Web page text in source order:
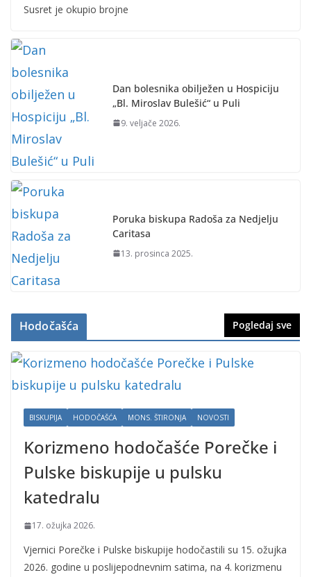
Susret je okupio brojne
Dan bolesnika obilježen u Hospiciju
„Bl. Miroslav Bulešić“ u Puli
9. veljače 2026.
Poruka biskupa Radoša za Nedjelju
Caritasa
13. prosinca 2025.
Hodočašća Pogledaj sve
BISKUPIJA HODOČAŠĆA MONS. ŠTIRONJA NOVOSTI
Korizmeno hodočašće Porečke i
Pulske biskupije u pulsku
katedralu
17. ožujka 2026.
Vjernici Porečke i Pulske biskupije hodočastili su 15. ožujka
2026. godine u poslijepodnevnim satima, na 4. korizmenu